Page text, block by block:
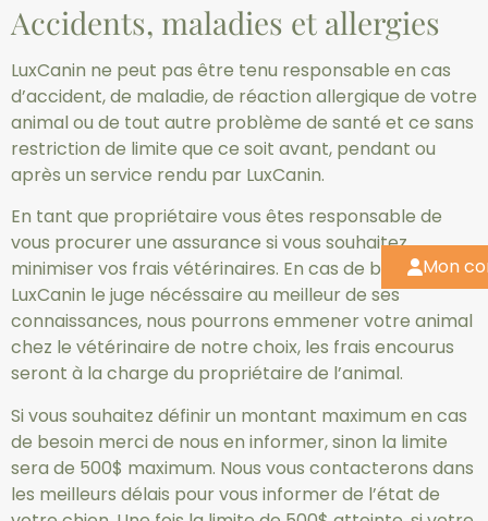
Mon
Accidents, maladies et allergies
LuxCanin ne peut pas être tenu responsable en cas
d’accident, de maladie, de réaction allergique de votre
animal ou de tout autre problème de santé et ce sans
restriction de limite que ce soit avant, pendant ou
après un service rendu par LuxCanin.
En tant que propriétaire vous êtes responsable de
vous procurer une assurance si vous souhaitez
minimiser vos frais vétérinaires. En cas de besoin, si
LuxCanin le juge nécéssaire au meilleur de ses
connaissances, nous pourrons emmener votre animal
chez le vétérinaire de notre choix, les frais encourus
seront à la charge du propriétaire de l’animal.
Si vous souhaitez définir un montant maximum en cas
de besoin merci de nous en informer, sinon la limite
sera de 500$ maximum. Nous vous contacterons dans
les meilleurs délais pour vous informer de l’état de